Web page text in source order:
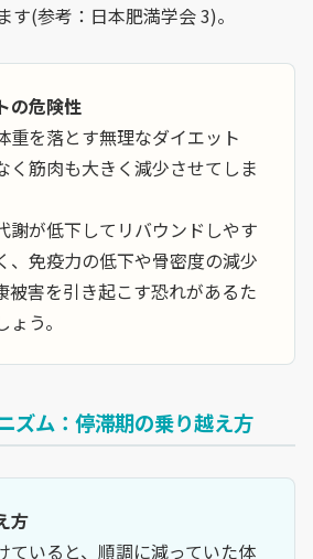
す(参考：日本肥満学会 3)。
の危険性
重を落とす無理なダイエット
く筋肉も大きく減少させてしま
謝が低下してリバウンドしやす
、免疫力の低下や骨密度の減少
被害を引き起こす恐れがあるた
う。
ズム：停滞期の乗り越え方
方
ていると、順調に減っていた体